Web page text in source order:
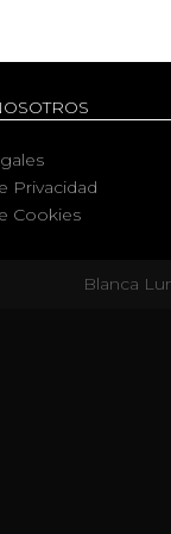
Privacidad
Cookies
Blanca